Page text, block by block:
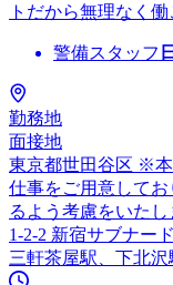
トだから無理なく働
警備スタッフ
勤務地
面接地
東京都世田谷区 ※
仕事をご用意して
るよう考慮をいた
1-2-2 新宿サブナー
三軒茶屋駅、下北